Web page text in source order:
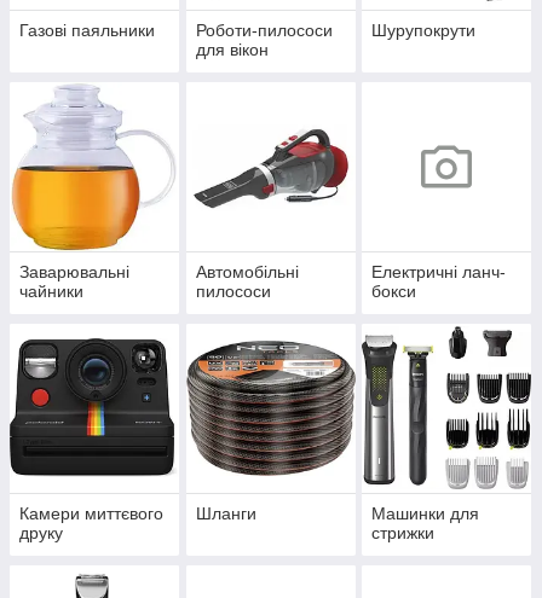
Газові паяльники
Роботи-пилососи
для вікон
Шурупокрути
Заварювальні
чайники
Автомобільні
пилососи
Електричні ланч-
бокси
Камери миттєвого
друку
Шланги
Машинки для
стрижки